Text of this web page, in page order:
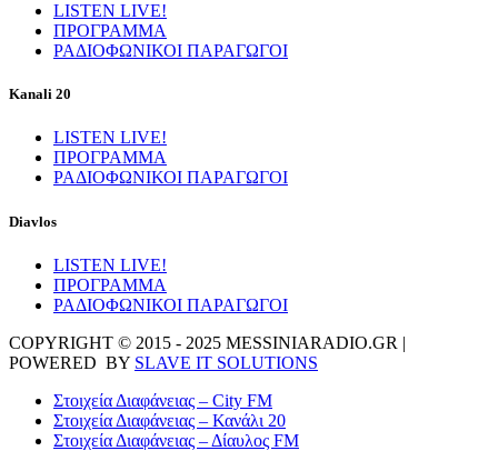
LISTEN LIVE!
ΠΡΟΓΡΑΜΜΑ
ΡΑΔΙΟΦΩΝΙΚΟΙ ΠΑΡΑΓΩΓΟΙ
Kanali 20
LISTEN LIVE!
ΠΡΟΓΡΑΜΜΑ
ΡΑΔΙΟΦΩΝΙΚΟΙ ΠΑΡΑΓΩΓΟΙ
Diavlos
LISTEN LIVE!
ΠΡΟΓΡΑΜΜΑ
ΡΑΔΙΟΦΩΝΙΚΟΙ ΠΑΡΑΓΩΓΟΙ
COPYRIGHT © 2015 - 2025 MESSINIARADIO.GR |
POWERED BY SLAVE IT SOLUTIONS
Στοιχεία Διαφάνειας – City FM
Στοιχεία Διαφάνειας – Κανάλι 20
Στοιχεία Διαφάνειας – Δίαυλος FM